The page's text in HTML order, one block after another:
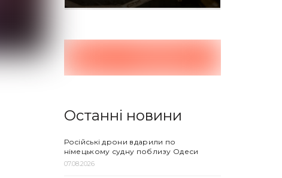
Останні новини
Російські дрони вдарили по
німецькому судну поблизу Одеси
07.08.2026